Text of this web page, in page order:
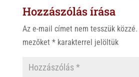
Hozzászólás írása
Az e-mail címet nem tesszük közzé.
mezőket *karakterrel jelöltük